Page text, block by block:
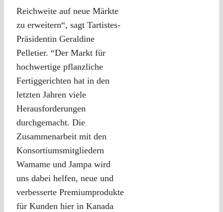
Reichweite auf neue Märkte
zu erweitern“, sagt Tartistes-
Präsidentin Geraldine
Pelletier. “Der Markt für
hochwertige pflanzliche
Fertiggerichten hat in den
letzten Jahren viele
Herausforderungen
durchgemacht. Die
Zusammenarbeit mit den
Konsortiumsmitgliedern
Wamame und Jampa wird
uns dabei helfen, neue und
verbesserte Premiumprodukte
für Kunden hier in Kanada